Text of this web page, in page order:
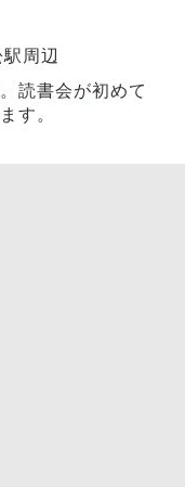
周辺
読書会が初めて
す。